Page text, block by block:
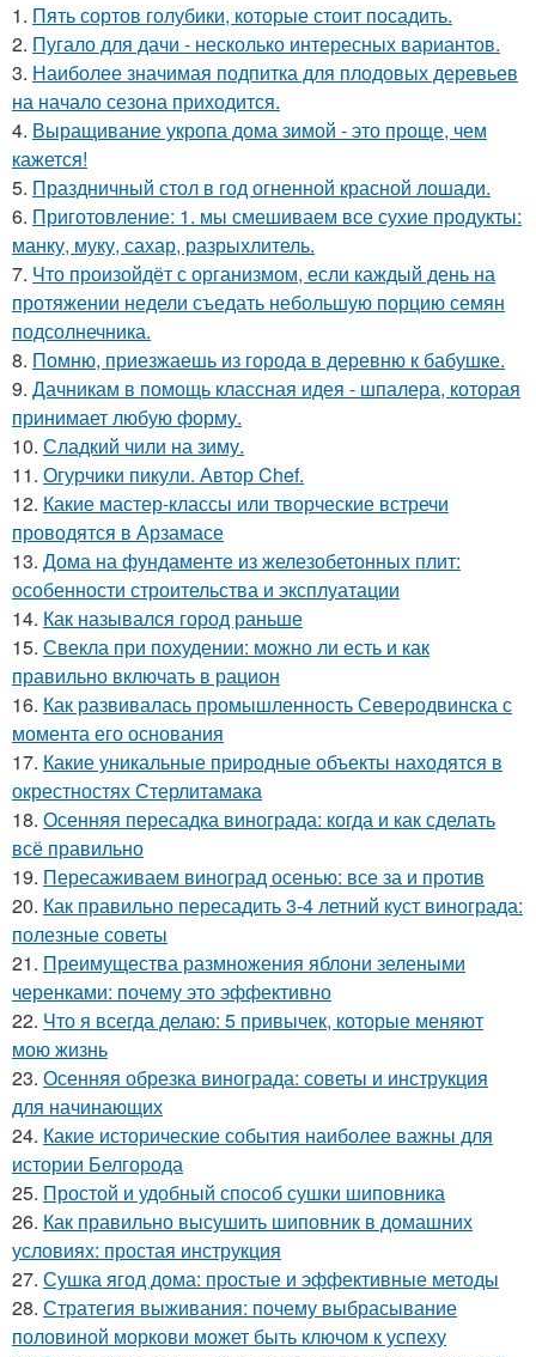
1. Пять сортов голубики, которые стоит посадить.
2. Пугало для дачи - несколько интересных вариантов.
3. Наиболее значимая подпитка для плодовых деревьев
на начало сезона приходится.
4. Выращивание укропа дома зимой - это проще, чем
кажется!
5. Праздничный стол в год огненной красной лошади.
6. Приготовление: 1. мы смешиваем все сухие продукты:
манку, муку, сахар, разрыхлитель.
7. Что произойдёт с организмом, если каждый день на
протяжении недели съедать небольшую порцию семян
подсолнечника.
8. Помню, приезжаешь из города в деревню к бабушке.
9. Дачникам в помощь классная идея - шпалера, которая
принимает любую форму.
10. Сладкий чили на зиму.
11. Огурчики пикули. Автор Chef.
12. Какие мастер-классы или творческие встречи
проводятся в Арзамасе
13. Дома на фундаменте из железобетонных плит:
особенности строительства и эксплуатации
14. Как назывался город раньше
15. Свекла при похудении: можно ли есть и как
правильно включать в рацион
16. Как развивалась промышленность Северодвинска с
момента его основания
17. Какие уникальные природные объекты находятся в
окрестностях Стерлитамака
18. Осенняя пересадка винограда: когда и как сделать
всё правильно
19. Пересаживаем виноград осенью: все за и против
20. Как правильно пересадить 3-4 летний куст винограда:
полезные советы
21. Преимущества размножения яблони зелеными
черенками: почему это эффективно
22. Что я всегда делаю: 5 привычек, которые меняют
мою жизнь
23. Осенняя обрезка винограда: советы и инструкция
для начинающих
24. Какие исторические события наиболее важны для
истории Белгорода
25. Простой и удобный способ сушки шиповника
26. Как правильно высушить шиповник в домашних
условиях: простая инструкция
27. Сушка ягод дома: простые и эффективные методы
28. Стратегия выживания: почему выбрасывание
половиной моркови может быть ключом к успеху